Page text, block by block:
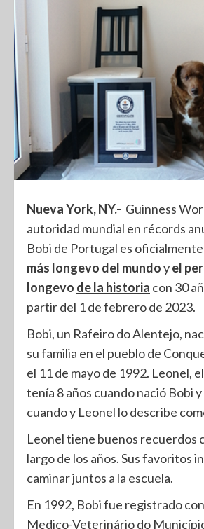
Nueva York, NY.- Guinness
autoridad mundial en récords
Bobi de Portugal es oficialmente
más longevo del mundoyel
longevo de la historia con 30
partir del 1 de febrero de 2023.
Bobi, un Rafeiro do Alentejo,
su familia en el pueblo de
el 11 de mayo de 1992. Leonel,
tenía 8 años cuando nació Bobi
cuando y Leonel lo describe
Leonel tiene buenos recuerdos
largo de los años. Sus favoritos
caminar juntos a la escuela.
En 1992, Bobi fue registrado
Medico-Veterinário do